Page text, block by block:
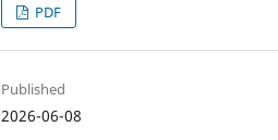
PDF
Published
2026-06-08